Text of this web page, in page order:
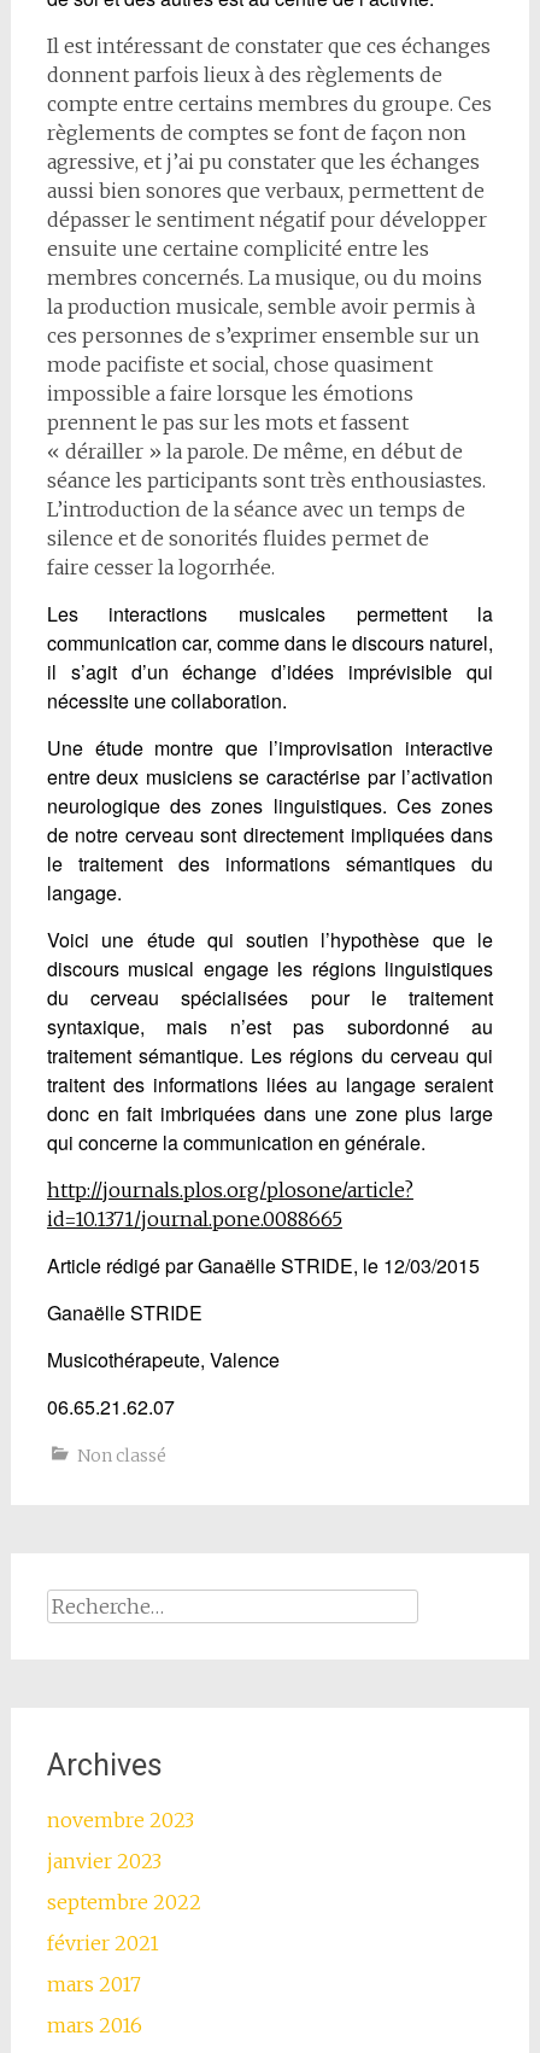
Il est intéressant de constater que ces échanges
donnent parfois lieux à des règlements de
compte entre certains membres du groupe. Ces
règlements de comptes se font de façon non
agressive, et j’ai pu constater que les échanges
aussi bien sonores que verbaux, permettent de
dépasser le sentiment négatif pour développer
ensuite une certaine complicité entre les
membres concernés. La musique, ou du moins
la production musicale, semble avoir permis à
ces personnes de s’exprimer ensemble sur un
mode pacifiste et social, chose quasiment
impossible a faire lorsque les émotions
prennent le pas sur les mots et fassent
« dérailler » la parole. De même, en début de
séance les participants sont très enthousiastes.
L’introduction de la séance avec un temps de
silence et de sonorités fluides permet de
faire cesser la logorrhée.
Les interactions musicales permettent la
communication car, comme dans le discours naturel,
il s’agit d’un échange d’idées imprévisible qui
nécessite une collaboration.
Une étude montre que l’improvisation interactive
entre deux musiciens se caractérise par l’activation
neurologique des zones linguistiques. Ces zones
de notre cerveau sont directement impliquées dans
le traitement des informations sémantiques du
langage.
Voici une étude qui soutien l’hypothèse que le
discours musical engage les régions linguistiques
du cerveau spécialisées pour le traitement
syntaxique, mais n’est pas subordonné au
traitement sémantique. Les régions du cerveau qui
traitent des informations liées au langage seraient
donc en fait imbriquées dans une zone plus large
qui concerne la communication en générale.
http://journals.plos.org/plosone/article?
id=10.1371/journal.pone.0088665
Article rédigé par Ganaëlle STRIDE, le 12/03/2015
Ganaëlle STRIDE
Musicothérapeute, Valence
06.65.21.62.07
Non classé
Rechercher :
Archives
novembre 2023
janvier 2023
septembre 2022
février 2021
mars 2017
mars 2016